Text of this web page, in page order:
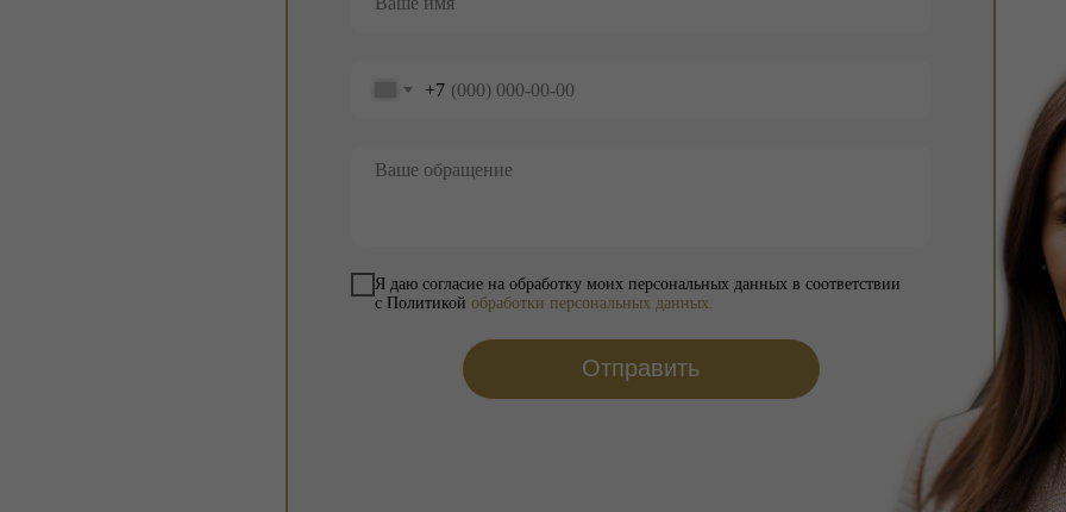
+7
Я даю согласие на обработку моих персональных данных в соответствии
с Политикой обработки персональных данных.
Отправить